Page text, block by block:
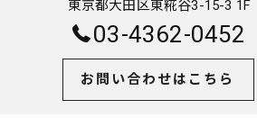
東京都大田区東糀谷3-15-3 1F
03-4362-0452
お問い合わせはこちら